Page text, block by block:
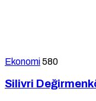
Ekonomi580
Silivri